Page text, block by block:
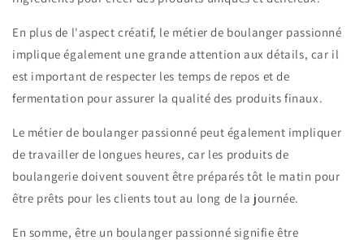
En plus de l'aspect créatif, le métier de boulanger passionné
implique également une grande attention aux détails, car il
est important de respecter les temps de repos et de
fermentation pour assurer la qualité des produits finaux.
Le métier de boulanger passionné peut également impliquer
de travailler de longues heures, car les produits de
boulangerie doivent souvent être préparés tôt le matin pour
être prêts pour les clients tout au long de la journée.
En somme, être un boulanger passionné signifie être